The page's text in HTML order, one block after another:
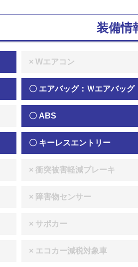
装備情
× Wエアコン
〇 エアバッグ：Ｗエアバッグ
〇 ABS
〇 キーレスエントリー
× 衝突被害軽減ブレーキ
× 障害物センサー
× サポカー
× エコカー減税対象車